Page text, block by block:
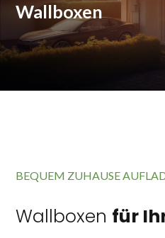
Wallboxen
BEQUEM ZUHAUSE
Wallboxen für